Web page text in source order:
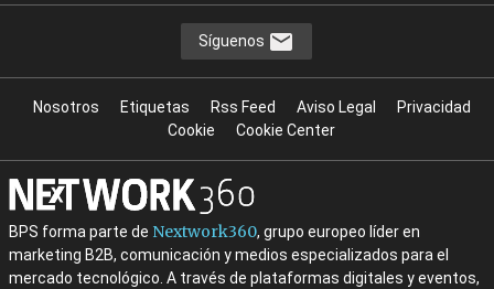
Síguenos
Nosotros Etiquetas Rss Feed Aviso Legal
Privacidad
Cookie
Cookie Center
BPS forma parte de Nextwork360, grupo europeo líder en
marketing B2B, comunicación y medios especializados para el
mercado tecnológico. A través de plataformas digitales y eventos,